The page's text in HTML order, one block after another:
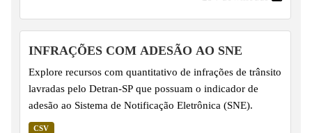
INFRAÇÕES COM ADESÃO AO SNE
Explore recursos com quantitativo de infrações de trânsito
lavradas pelo Detran-SP que possuam o indicador de
adesão ao Sistema de Notificação Eletrônica (SNE).
CSV